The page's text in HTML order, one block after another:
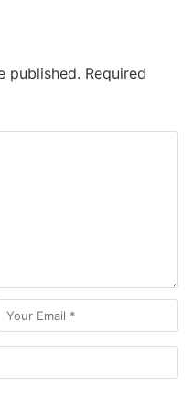
published. Required